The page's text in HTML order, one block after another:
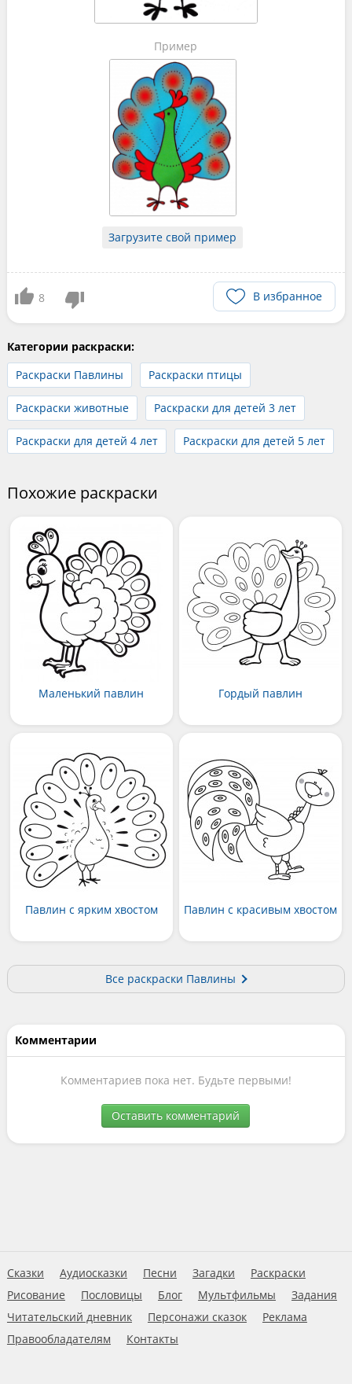
Пример
Загрузите свой пример
8 В избранное
Категории раскраски:
Раскраски Павлины
Раскраски птицы
Раскраски животные Раскраски для детей 3 лет
Раскраски для детей 4 лет Раскраски для детей 5 лет
Похожие раскраски
Маленький павлин Гордый павлин
Павлин с ярким хвостом Павлин с красивым хвостом
Все раскраски Павлины
Комментарии
Комментариев пока нет. Будьте первыми!
Оставить комментарий
Сказки Аудиосказки Песни Загадки
Раскраски
Рисование
Пословицы Блог Мультфильмы
Задания
Читательский дневник
Персонажи сказок
Реклама
Правообладателям
Контакты